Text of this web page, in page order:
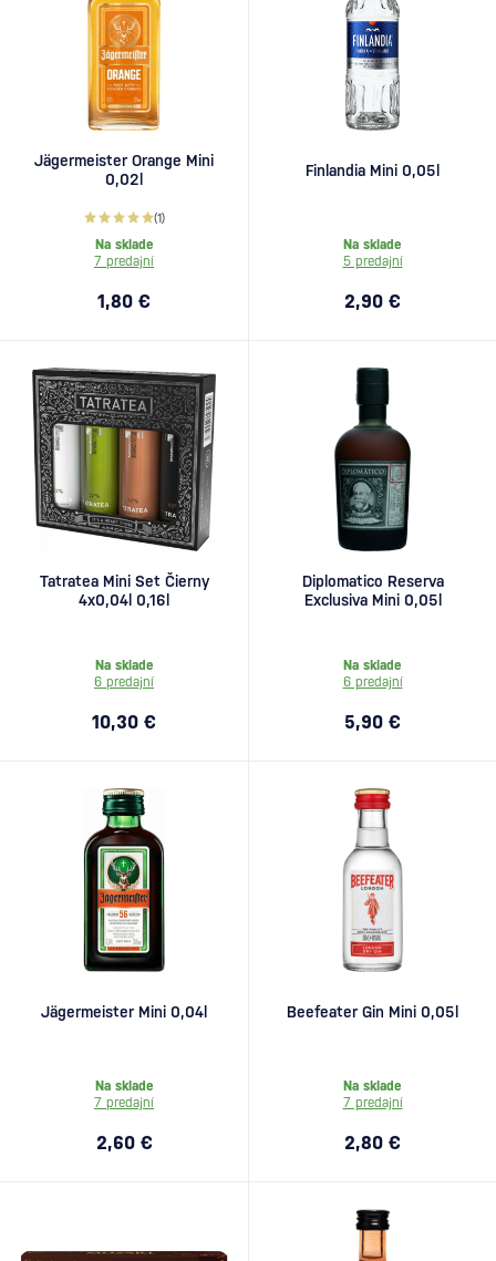
Jägermeister Orange Mini
0,02l
(1)
Na sklade
7 predajní
1,80 €
Finlandia Mini 0,05l
Na sklade
5 predajní
2,90 €
Tatratea Mini Set Čierny
4x0,04l 0,16l
Na sklade
6 predajní
10,30 €
Diplomatico Reserva
Exclusiva Mini 0,05l
Na sklade
6 predajní
5,90 €
Jägermeister Mini 0,04l
Na sklade
7 predajní
2,60 €
Beefeater Gin Mini 0,05l
Na sklade
7 predajní
2,80 €